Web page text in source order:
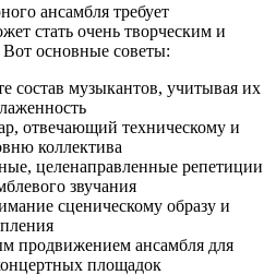
ансамбля требует
стать очень творческим и
основные советы:
состав музыкантов, учитывая их
отвечающий техническому и
коллектива
целенаправленные репетиции
звучания
сценическому образу и
продвижением ансамбля для
площадок